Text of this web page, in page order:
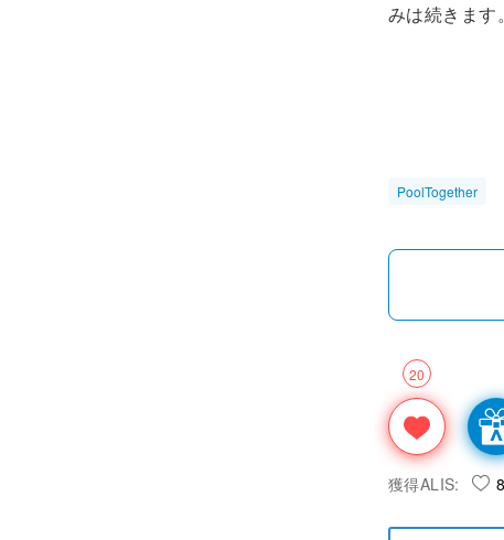
みは続きます。
PoolTogether
20
獲得ALIS: